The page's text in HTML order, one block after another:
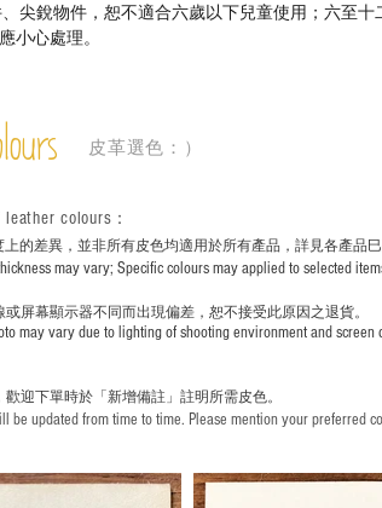
尖銳物件，恕不適合六歲以下兒童使用；六至十
小心處理。
皮革選色：）
的差異，並非所有皮色均適用於所有產品，詳見各產品巳
may vary; Specific colours may applied to selected
或屏幕顯示器不同而出現偏差，恕不接受此原因之退貨。
may vary due to lighting of shooting environment and
歡迎下單時於「新增備註」註明 所需皮色。
updated from time to time. Please mention your preferred
colours ：